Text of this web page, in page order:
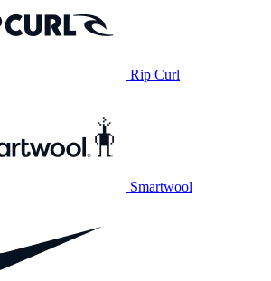
Rip Curl
Smartwool